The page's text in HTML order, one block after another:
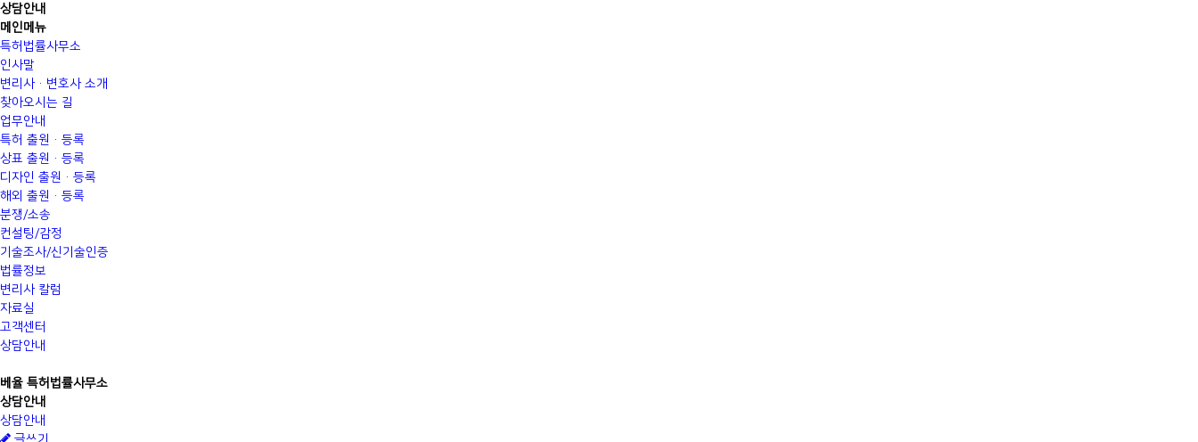
상담안내
메인메뉴
특허법률사무소
인사말
변리사·변호사 소개
찾아오시는 길
업무안내
특허 출원·등록
상표 출원·등록
디자인 출원·등록
해외 출원·등록
분쟁/소송
컨설팅/감정
기술조사/신기술인증
법률정보
변리사 칼럼
자료실
고객센터
상담안내
베율 특허법률사무소
상담안내
상담안내